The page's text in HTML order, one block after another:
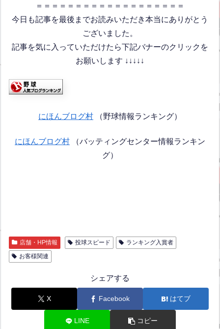
＝＝＝＝＝＝＝＝＝＝＝＝＝＝＝＝＝＝＝
今日も記事を最後までお読みいただき本当にありがとう
ございました。
記事を気に入っていただけたら下記バナーのクリックを
お願いします ↓↓↓↓↓
にほんブログ村 （野球情報ランキング）
にほんブログ村 （バッティングセンター情報ランキン
グ）
店舗・HP情報 投球スピード
ランキング入賞者
お客様関連
シェアする
X Facebook はてブ
LINE コピー